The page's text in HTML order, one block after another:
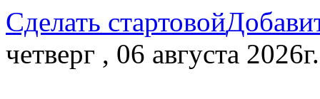
Сделать стартовой
четверг , 06 августа 2026г.